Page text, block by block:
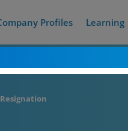
Profiles Learning
Resignation